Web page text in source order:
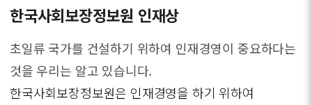
한국사회보장정보원 인재상
초일류 국가를 건설하기 위하여 인재경영이 중요하다는
것을 우리는 알고 있습니다.
한국사회보장정보원은 인재경영을 하기 위하여